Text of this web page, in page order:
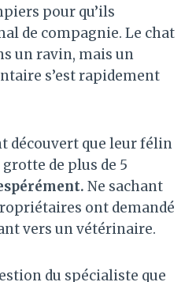
pour qu’ils
de compagnie. Le chat
un ravin, mais un
s’est rapidement
découvert que leur félin
de plus de 5
Ne sachant
ont demandé
vers un vétérinaire.
du spécialiste que